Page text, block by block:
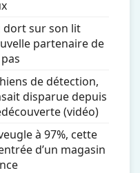
dort sur son lit
partenaire de
de détection,
disparue depuis
(vidéo)
à 97%, cette
d’un magasin